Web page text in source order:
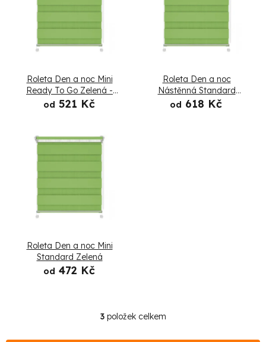
Roleta Den a noc Mini
Ready To Go Zelená -
Složená
od 521 Kč
Roleta Den a noc
Nástěnná Standard
Zelená
od 618 Kč
Roleta Den a noc Mini
Standard Zelená
od 472 Kč
O
3položek celkem